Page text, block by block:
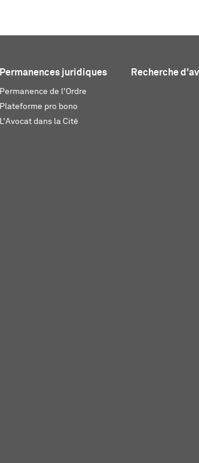
Permanences juridiques
Permanence de l'Ordre
Plateforme pro bono
L'Avocat dans la Cité
Recherche